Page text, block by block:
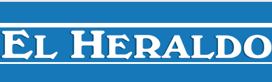
Skip
content